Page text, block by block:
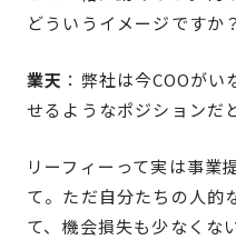
どういうイメージですか？
業天 ：弊社は今COOが
せるようなポジションだ
リーフィーって実は事業
て。ただ自分たちの人的
て、機会損失も少なくな